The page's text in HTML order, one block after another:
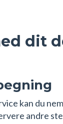
dit
kan du
andre